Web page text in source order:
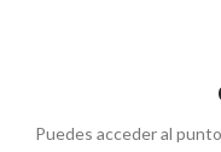
Puedes acceder al